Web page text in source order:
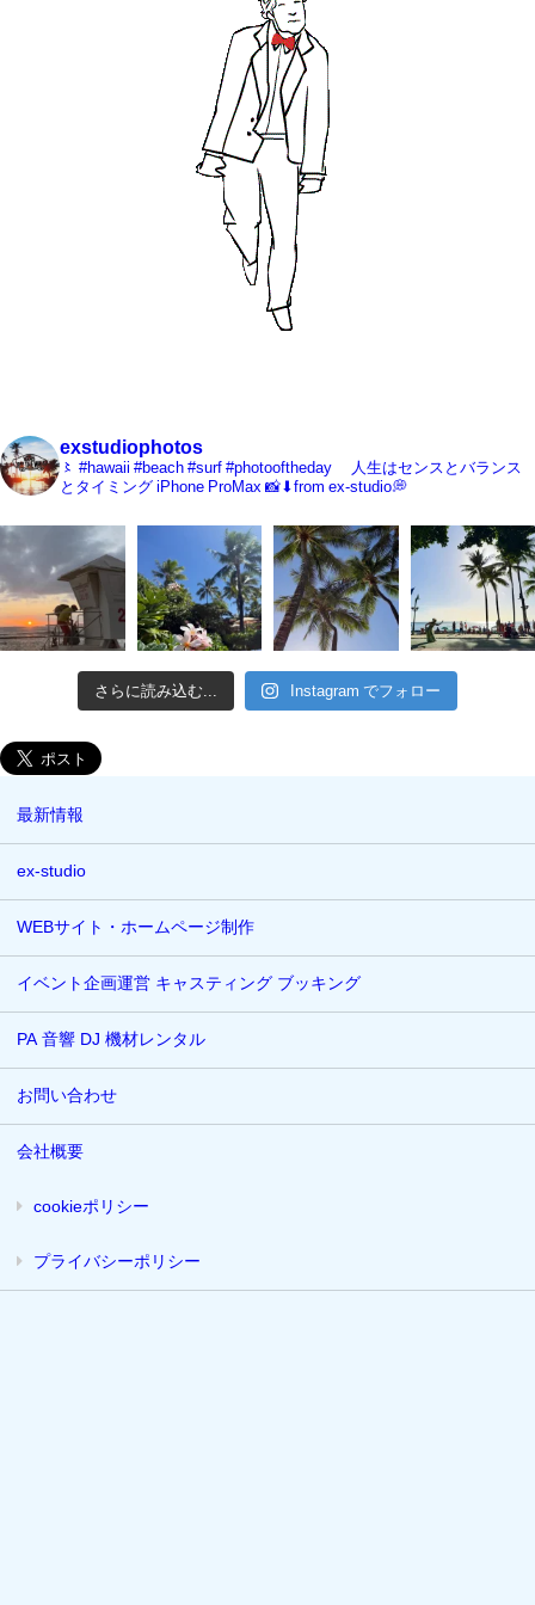
exstudiophotos
〻 #hawaii #beach #surf #photooftheday
©︎人生はセンスとバランス
とタイミング iPhone ProMax 📸⬇︎from ex-studio💭
さらに読み込む... Instagram でフォロー
最新情報
ex-studio
WEBサイト・ホームページ制作
イベント企画運営 キャスティング ブッキング
PA 音響 DJ 機材レンタル
お問い合わせ
会社概要
cookieポリシー
プライバシーポリシー